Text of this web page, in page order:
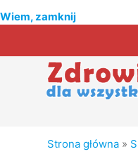
Wiem, zamknij
Strona główna »